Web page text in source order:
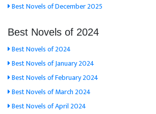
Best Novels of December 2025
Best Novels of 2024
Best Novels of 2024
Best Novels of January 2024
Best Novels of February 2024
Best Novels of March 2024
Best Novels of April 2024